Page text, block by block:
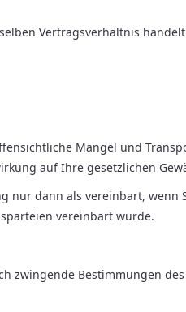
Vertragsverhältnis
Mängel und
auf Ihre gesetzlichen
dann als vereinbart,
vereinbart wurde.
Bestimmungen